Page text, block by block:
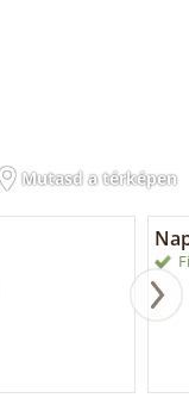
Mutasd a térképen